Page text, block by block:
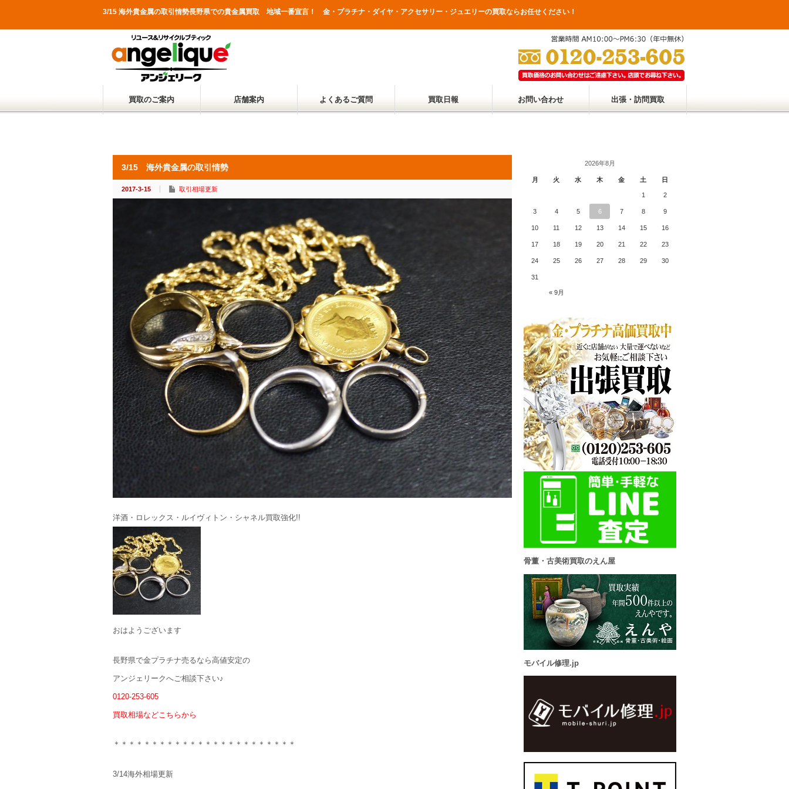
3/15 海外貴金属の取引情勢長野県での貴金属買取 地域一番宣言！ 金・プラチナ・ダイヤ・アクセサリー・ジュエリーの買取ならお任せください！
買取のご案内 店舗案内 よくあるご質問 買取日報 お問い合わせ 出張・訪問買取
3/15 海外貴金属の取引情勢
2017-3-15 取引相場更新
洋酒・ロレックス・ルイヴィトン・シャネル買取強化!!
おはようございます
長野県で金プラチナ売るなら高値安定の
アンジェリークへご相談下さい♪
0120-253-605
買取相場などこちらから
＊＊＊＊＊＊＊＊＊＊＊＊＊＊＊＊＊＊＊＊＊＊＊＊
3/14海外相場更新
2026年8月
月 火 水 木 金 土 日
« 9月
1 2
3 4 5 6 7 8 9
10 11 12 13 14 15 16
17 18 19 20 21 22 23
24 25 26 27 28 29 30
31
骨董・古美術買取のえん屋
モバイル修理.jp